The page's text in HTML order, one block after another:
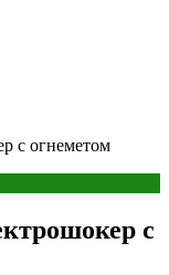
с огнеметом
с